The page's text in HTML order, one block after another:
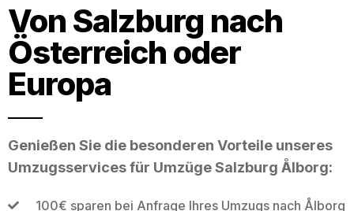
Von Salzburg nach
Österreich oder
Europa
Genießen Sie die besonderen Vorteile unseres
Umzugsservices für Umzüge Salzburg Ålborg:
100€ sparen bei Anfrage Ihres Umzugs nach Ålborg